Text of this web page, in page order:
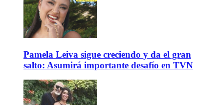
Pamela Leiva sigue creciendo y da el gran
salto: Asumirá importante desafío en TVN